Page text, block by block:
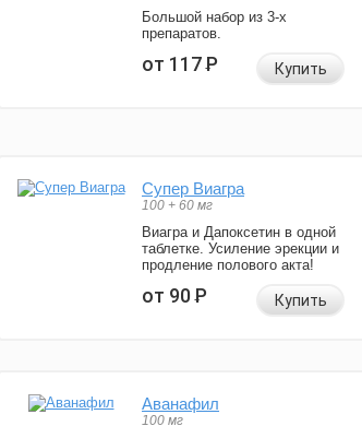
Большой набор из 3-х
препаратов.
от 117Р Купить
Супер Виагра
100 + 60 мг
Виагра и Дапоксетин в одной
таблетке. Усиление эрекции и
продление полового акта!
от 90Р Купить
Аванафил
100 мг